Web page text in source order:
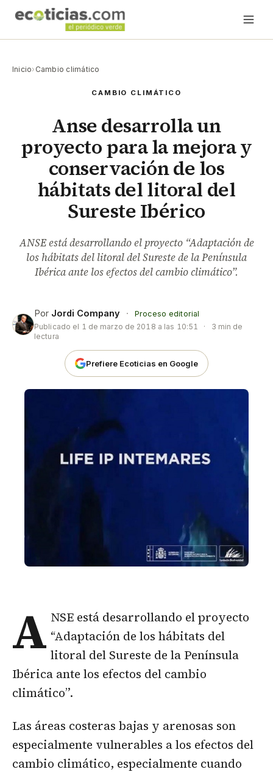
Inicio› Cambio climático
CAMBIO CLIMÁTICO
Anse desarrolla un
proyecto para la mejora y
conservación de los
hábitats del litoral del
Sureste Ibérico
ANSE está desarrollando el proyecto “Adaptación de
los hábitats del litoral del Sureste de la Península
Ibérica ante los efectos del cambio climático”.
Por Jordi Company ·
Proceso editorial
Publicado el 1 de marzo de 2018 a las 10:51 ·
3 min de
lectura
Prefiere Ecoticias en Google
A NSE está desarrollando el proyecto
“Adaptación de los hábitats del
litoral del Sureste de la Península
Ibérica ante los efectos del cambio
climático”.
Las áreas costeras bajas y arenosas son
especialmente vulnerables a los efectos del
cambio climático, especialmente cuando